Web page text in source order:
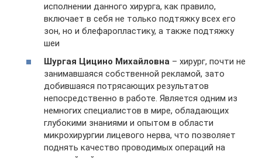
исполнении данного хирурга, как правило,
включает в себя не только подтяжку всех его
зон, но и блефаропластику, а также подтяжку
шеи
Шургая Цицино Михайловна – хирург, почти не
занимавшаяся собственной рекламой, зато
добившаяся потрясающих результатов
непосредственно в работе. Является одним из
немногих специалистов в мире, обладающих
глубокими знаниями и опытом в области
микрохирургии лицевого нерва, что позволяет
поднять качество проводимых операций на